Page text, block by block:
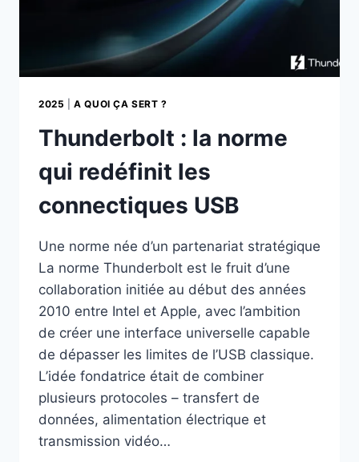
2025 |A QUOI ÇA SERT ?
Thunderbolt : la norme
qui redéfinit les
connectiques USB
Une norme née d’un partenariat stratégique
La norme Thunderbolt est le fruit d’une
collaboration initiée au début des années
2010 entre Intel et Apple, avec l’ambition
de créer une interface universelle capable
de dépasser les limites de l’USB classique.
L’idée fondatrice était de combiner
plusieurs protocoles – transfert de
données, alimentation électrique et
transmission vidéo…